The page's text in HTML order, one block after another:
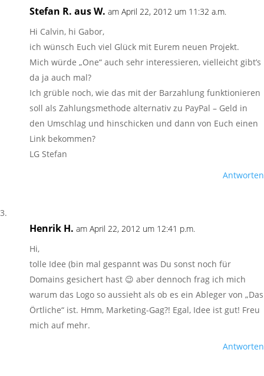
Stefan R. aus W. am April 22, 2012 um 11:32 a.m.
Hi Calvin, hi Gabor,
ich wünsch Euch viel Glück mit Eurem neuen Projekt.
Mich würde „One“ auch sehr interessieren, vielleicht gibt’s
da ja auch mal?
Ich grüble noch, wie das mit der Barzahlung funktionieren
soll als Zahlungsmethode alternativ zu PayPal – Geld in
den Umschlag und hinschicken und dann von Euch einen
Link bekommen?
LG Stefan
Antworten
Henrik H. am April 22, 2012 um 12:41 p.m.
Hi,
tolle Idee (bin mal gespannt was Du sonst noch für
Domains gesichert hast 😉 aber dennoch frag ich mich
warum das Logo so aussieht als ob es ein Ableger von „Das
Örtliche“ ist. Hmm, Marketing-Gag?! Egal, Idee ist gut! Freu
mich auf mehr.
Antworten